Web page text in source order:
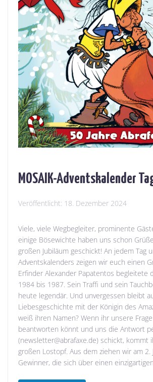
MOSAIK-Adventskalender
Veröffentlicht: 18. Dezember 2024
Viele, viele Wegbegleiter, prominente
einige Bösewichte haben uns schon
großen Jubiläum geschickt! An jedem Tag
Adventskalenders zeigen wir euch einen
Erfinder Alexander Papatentos begleitete
1984 bis 1987. Sein Traffi und sein
heute legendär. Und unvergessen bleibt
Liebesgeschichte mit der Königin des
weiß ihren Namen? Wenn ihr unsere
beantworten könnt und uns die Antwort
(newsletter@abrafaxe.de) schickt, kommt
großen Lostopf. Aus dem ziehen wir am 2.
Gewinner, die sich über einen